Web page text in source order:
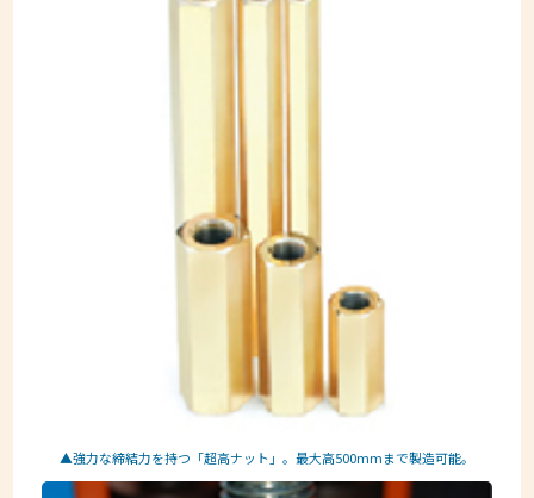
▲強力な締結力を持つ「超高ナット」。最大高500mmまで製造可能。